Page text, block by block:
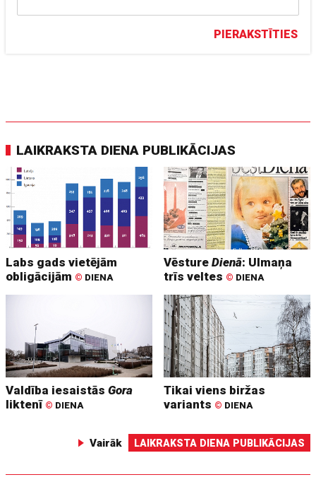
PIERAKSTĪTIES
LAIKRAKSTA DIENA PUBLIKĀCIJAS
Labs gads vietējām
obligācijām © DIENA
VēstureDienā: Ulmaņa
trīs veltes © DIENA
Valdība iesaistāsGora
liktenī © DIENA
Tikai viens biržas
variants © DIENA
Vairāk LAIKRAKSTA DIENA PUBLIKĀCIJAS